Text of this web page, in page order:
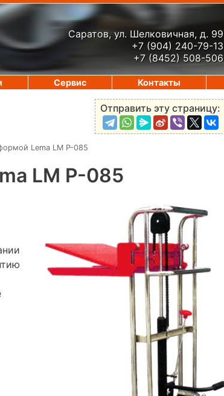
Саратов, ул. Шелковичная, д. 99
+7 (904) 240-79-13
+7 (8452) 508-506
Отправить эту страницу:
Lema LM P-085
LM P-085
Сервис Контакты